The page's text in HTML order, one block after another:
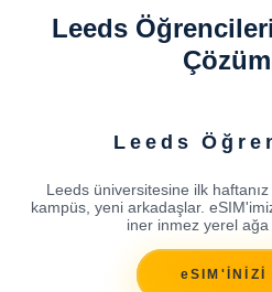
Leeds
Leeds
Leeds üniversitesine ilk
kampüs, yeni arkadaşlar.
iner inmez yerel ağa
eSIM'İNİZİ